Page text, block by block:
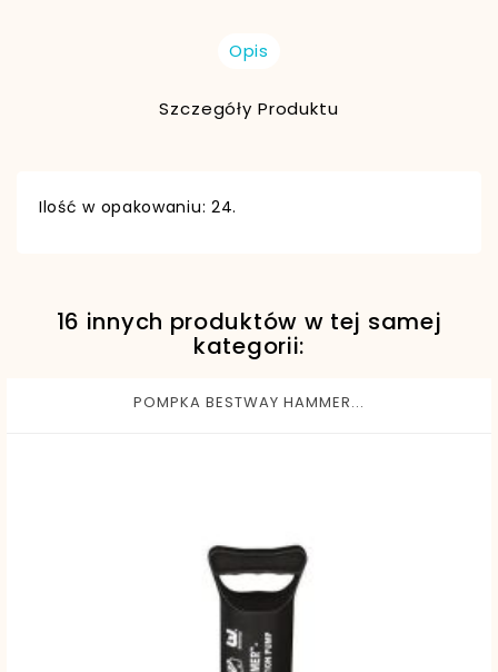
Opis
Szczegóły Produktu
Ilość w opakowaniu: 24.
EAN13 6942138967098
16 innych produktów w tej samej
kategorii:
POMPKA BESTWAY HAMMER...